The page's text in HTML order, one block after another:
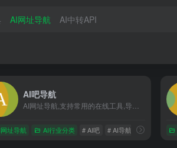
AI网址导航 AI中转API
AI吧导航
址导航 AI行业分类 # AI吧 # AI导航 # 人工智能